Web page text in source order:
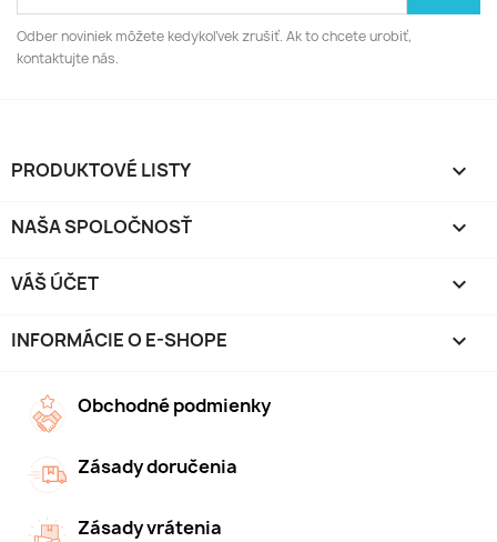
Odber noviniek môžete kedykoľvek zrušiť. Ak to chcete urobiť,
kontaktujte nás.
PRODUKTOVÉ LISTY 
NAŠA SPOLOČNOSŤ 
VÁŠ ÚČET 
INFORMÁCIE O E-SHOPE keyboard_arrow_down
Obchodné podmienky
Zásady doručenia
Zásady vrátenia